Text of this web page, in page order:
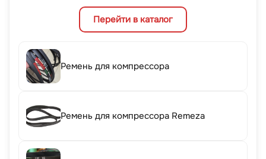
Перейти в каталог
Ремень для компрессора
Ремень для компрессора Remeza